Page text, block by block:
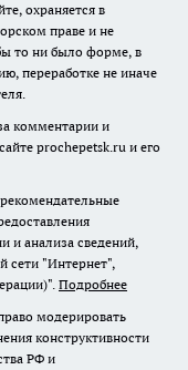
охраняется в
праве и не
то ни было форме, в
переработке не иначе
комментарии и
prochepetsk.ru и его
и анализа сведений,
сети "Интернет",
Подробнее
модерировать
конструктивности
РФ и